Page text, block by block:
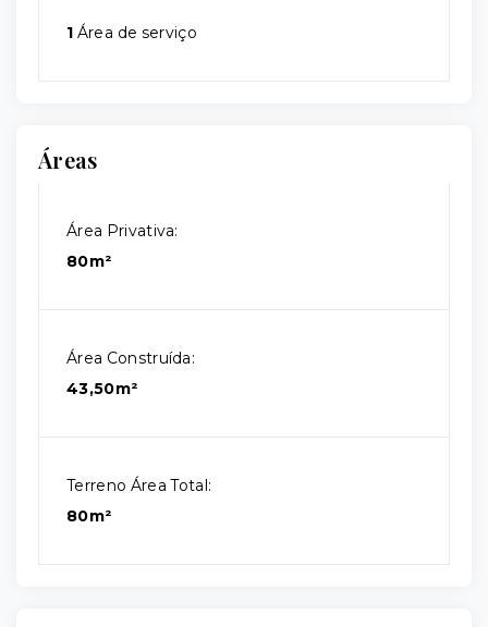
1 Área de serviço
Áreas
Área Privativa:
80m²
Área Construída:
43,50m²
Terreno Área Total:
80m²